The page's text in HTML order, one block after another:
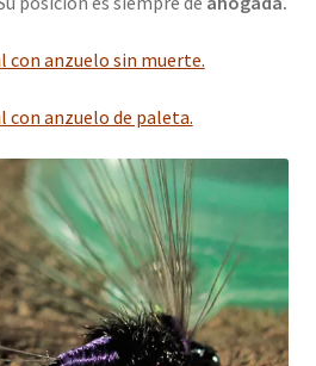
con anzuelo sin muerte.
con anzuelo de paleta.